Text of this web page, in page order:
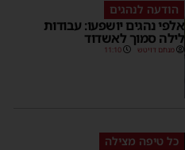
הודעה לנהגים
אלפי נהגים יושפעו: עבודות
לילה סמוך לאשדוד
מנחם דויטש 11:10
כל טיפה מצילה